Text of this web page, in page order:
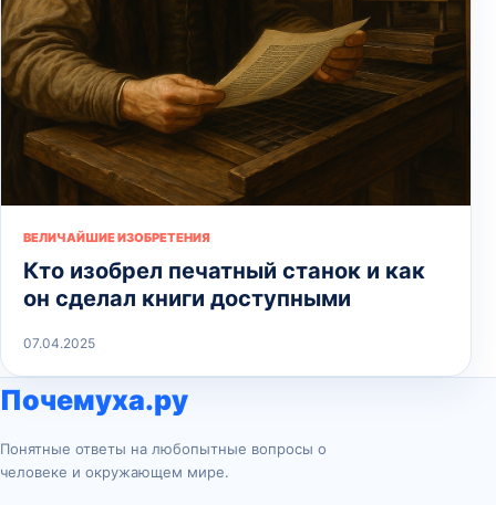
ВЕЛИЧАЙШИЕ ИЗОБРЕТЕНИЯ
Кто изобрел печатный станок и как
он сделал книги доступными
07.04.2025
Почемуха.ру
Понятные ответы на любопытные вопросы о
человеке и окружающем мире.